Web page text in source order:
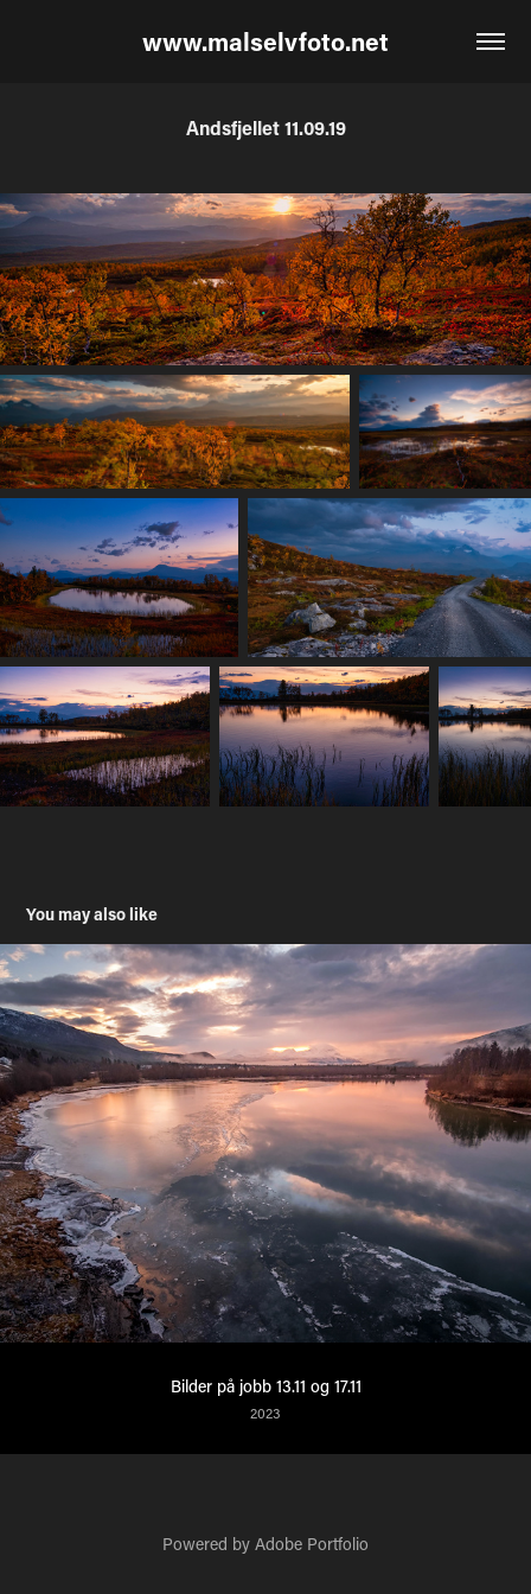
www.malselvfoto.net
Andsfjellet 11.09.19
You may also like
Bilder på jobb 13.11 og 17.11
2023
Powered by Adobe Portfolio